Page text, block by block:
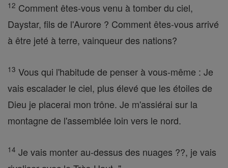
12 Comment êtes-vous venu à tomber du ciel,
Daystar, fils de l'Aurore ? Comment êtes-vous arrivé
à être jeté à terre, vainqueur des nations?
13 Vous qui l'habitude de penser à vous-même : Je
vais escalader le ciel, plus élevé que les étoiles de
Dieu je placerai mon trône. Je m'assiérai sur la
montagne de l'assemblée loin vers le nord.
14 Je vais monter au-dessus des nuages ??, je vais